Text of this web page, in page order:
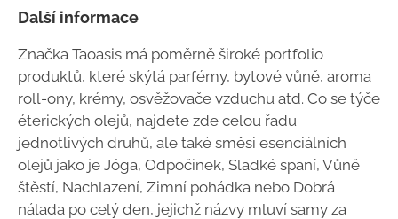
Další informace
Značka Taoasis má poměrně široké portfolio
produktů, které skýtá parfémy, bytové vůně, aroma
roll-ony, krémy, osvěžovače vzduchu atd. Co se týče
éterických olejů, najdete zde celou řadu
jednotlivých druhů, ale také směsi esenciálních
olejů jako je Jóga, Odpočinek, Sladké spaní, Vůně
štěstí, Nachlazení, Zimní pohádka nebo Dobrá
nálada po celý den, jejichž názvy mluví samy za